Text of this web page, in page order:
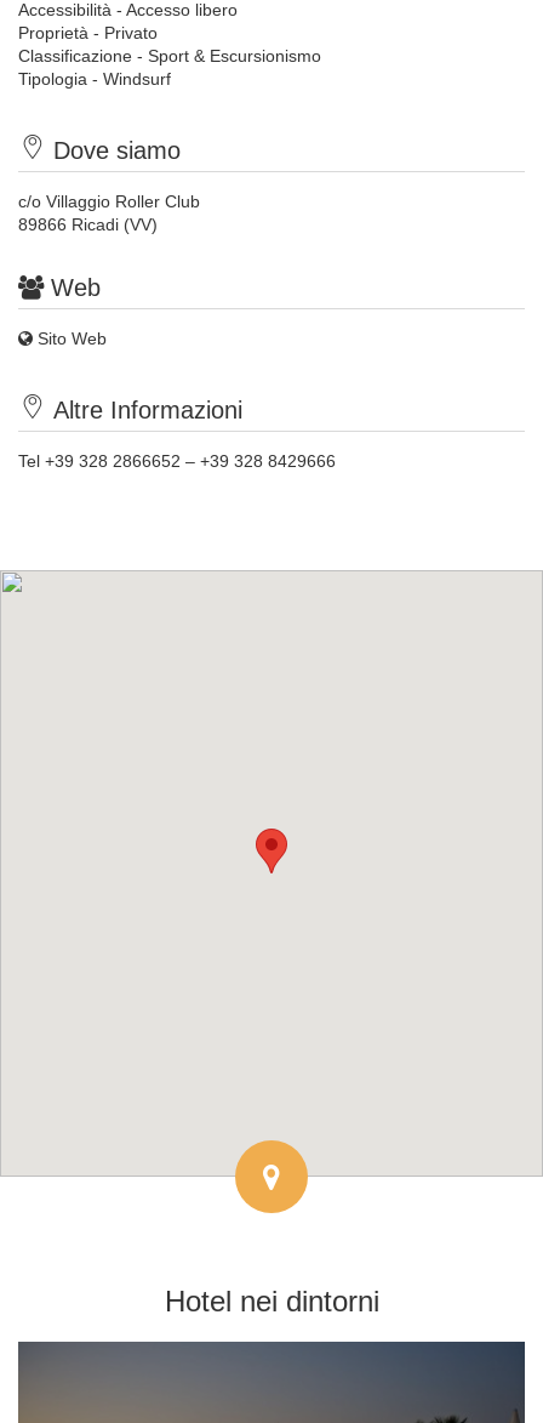
Accessibilità - Accesso libero
Proprietà - Privato
Classificazione - Sport & Escursionismo
Tipologia - Windsurf
Dove siamo
c/o Villaggio Roller Club
89866 Ricadi (VV)
Web
Sito Web
Altre Informazioni
Tel +39 328 2866652 – +39 328 8429666
Hotel nei dintorni